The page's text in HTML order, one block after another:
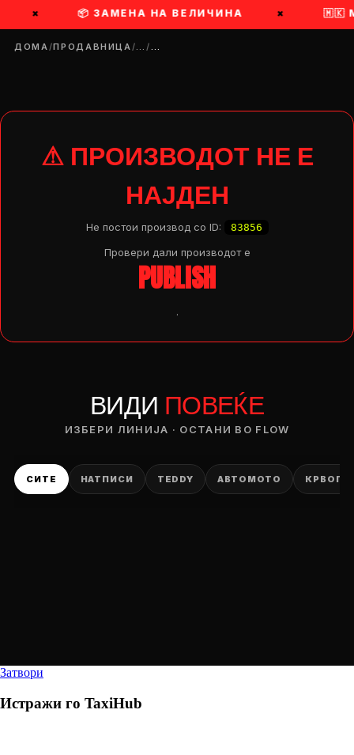
× 📦 ЗАМЕНА НА ВЕЛИЧИНА × 🇲🇰
ДОМА/ПРОДАВНИЦА/…/…
⚠ ПРОИЗВОДОТ НЕ Е
НАЈДЕН
Не постои производ со ID: 83856
Провери дали производот e
PUBLISH
.
ВИДИ ПОВЕЌЕ
ИЗБЕРИ ЛИНИЈА · ОСТАНИ ВО FLOW
СИТЕ НАТПИСИ TEDDY АВТОМОТО
Затвори
Истражи го TaxiHub